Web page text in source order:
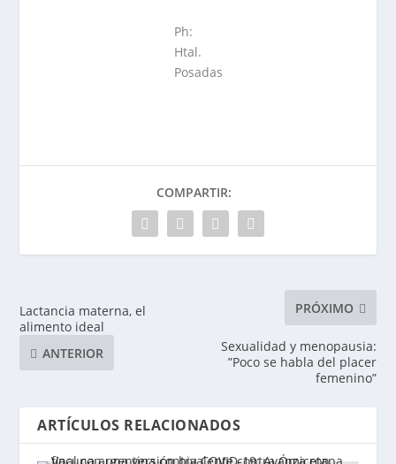
Ph:
Htal.
Posadas
COMPARTIR:
Lactancia materna, el
alimento ideal
ANTERIOR
PRÓXIMO
Sexualidad y menopausia:
”Poco se habla del placer
femenino”
ARTÍCULOS RELACIONADOS